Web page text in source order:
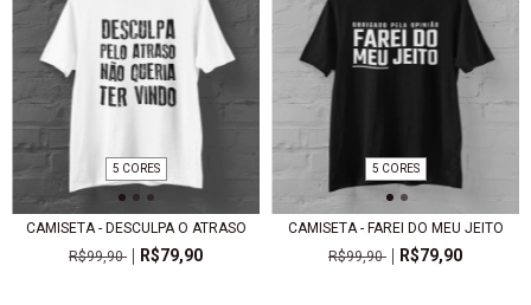
5 CORES
CAMISETA - DESCULPA O ATRASO
R$99,90
R$79,90
5 CORES
CAMISETA - FAREI DO MEU JEITO
R$99,90
R$79,90